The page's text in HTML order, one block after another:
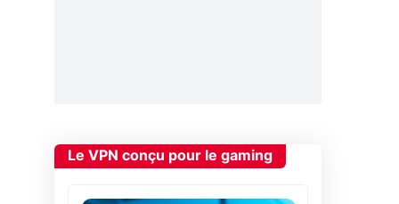
Le VPN conçu pour le gaming